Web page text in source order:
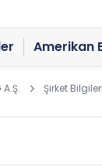
Amerikan
A.Ş. Şirket Bilgileri